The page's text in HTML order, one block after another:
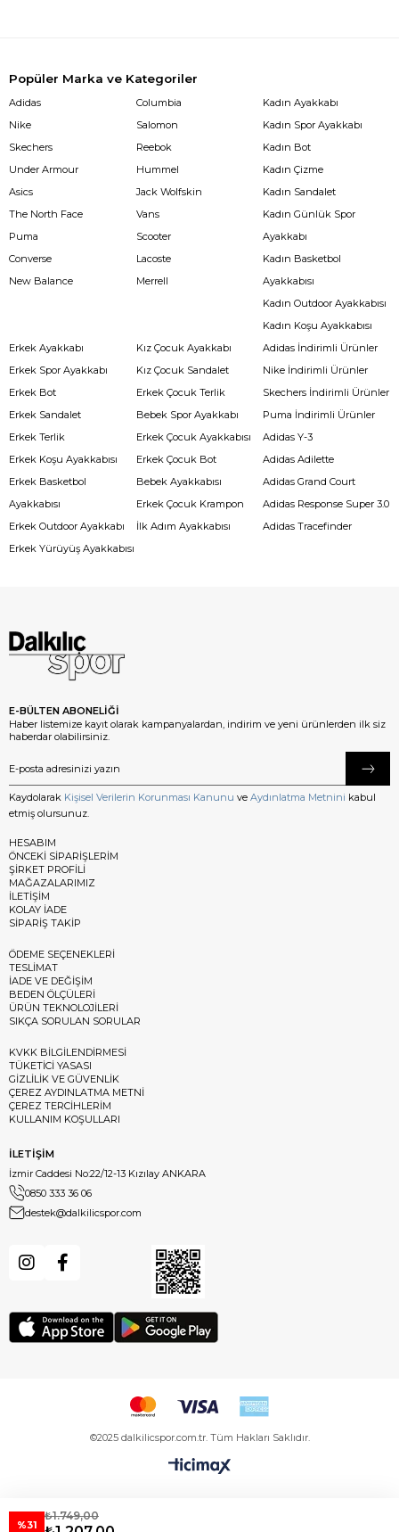
Popüler Marka ve Kategoriler
Adidas
Nike
Skechers
Under Armour
Asics
The North Face
Puma
Converse
New Balance
Columbia
Salomon
Reebok
Hummel
Jack Wolfskin
Vans
Scooter
Lacoste
Merrell
Kadın Ayakkabı
Kadın Spor Ayakkabı
Kadın Bot
Kadın Çizme
Kadın Sandalet
Kadın Günlük Spor
Ayakkabı
Kadın Basketbol
Ayakkabısı
Kadın Outdoor Ayakkabısı
Kadın Koşu Ayakkabısı
Erkek Ayakkabı
Erkek Spor Ayakkabı
Erkek Bot
Erkek Sandalet
Erkek Terlik
Erkek Koşu Ayakkabısı
Erkek Basketbol
Ayakkabısı
Erkek Outdoor Ayakkabı
Erkek Yürüyüş Ayakkabısı
Kız Çocuk Ayakkabı
Kız Çocuk Sandalet
Erkek Çocuk Terlik
Bebek Spor Ayakkabı
Erkek Çocuk Ayakkabısı
Erkek Çocuk Bot
Bebek Ayakkabısı
Erkek Çocuk Krampon
İlk Adım Ayakkabısı
Adidas İndirimli Ürünler
Nike İndirimli Ürünler
Skechers İndirimli Ürünler
Puma İndirimli Ürünler
Adidas Y-3
Adidas Adilette
Adidas Grand Court
Adidas Response Super 3.0
Adidas Tracefinder
E-BÜLTEN ABONELİĞİ
Haber listemize kayıt olarak kampanyalardan, indirim ve yeni ürünlerden ilk siz
haberdar olabilirsiniz.
Kaydolarak Kişisel Verilerin Korunması Kanunu ve Aydınlatma Metnini kabul
etmiş olursunuz.
HESABIM
ÖNCEKİ SİPARİŞLERİM
ŞİRKET PROFİLİ
MAĞAZALARIMIZ
İLETİŞİM
KOLAY İADE
SİPARİŞ TAKİP
ÖDEME SEÇENEKLERİ
TESLİMAT
İADE VE DEĞİŞİM
BEDEN ÖLÇÜLERİ
ÜRÜN TEKNOLOJİLERİ
SIKÇA SORULAN SORULAR
KVKK BİLGİLENDİRMESİ
TÜKETİCİ YASASI
GİZLİLİK VE GÜVENLİK
ÇEREZ AYDINLATMA METNİ
ÇEREZ TERCİHLERİM
KULLANIM KOŞULLARI
İLETİŞİM
İzmir Caddesi No:22/12-13 Kızılay ANKARA
0850 333 36 06
destek@dalkilicspor.com
©2025 dalkilicspor.com.tr. Tüm Hakları Saklıdır.
%31
₺1.749,00